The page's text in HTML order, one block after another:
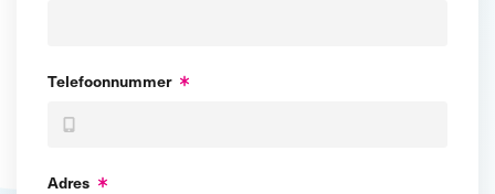
Telefoonnummer
Adres